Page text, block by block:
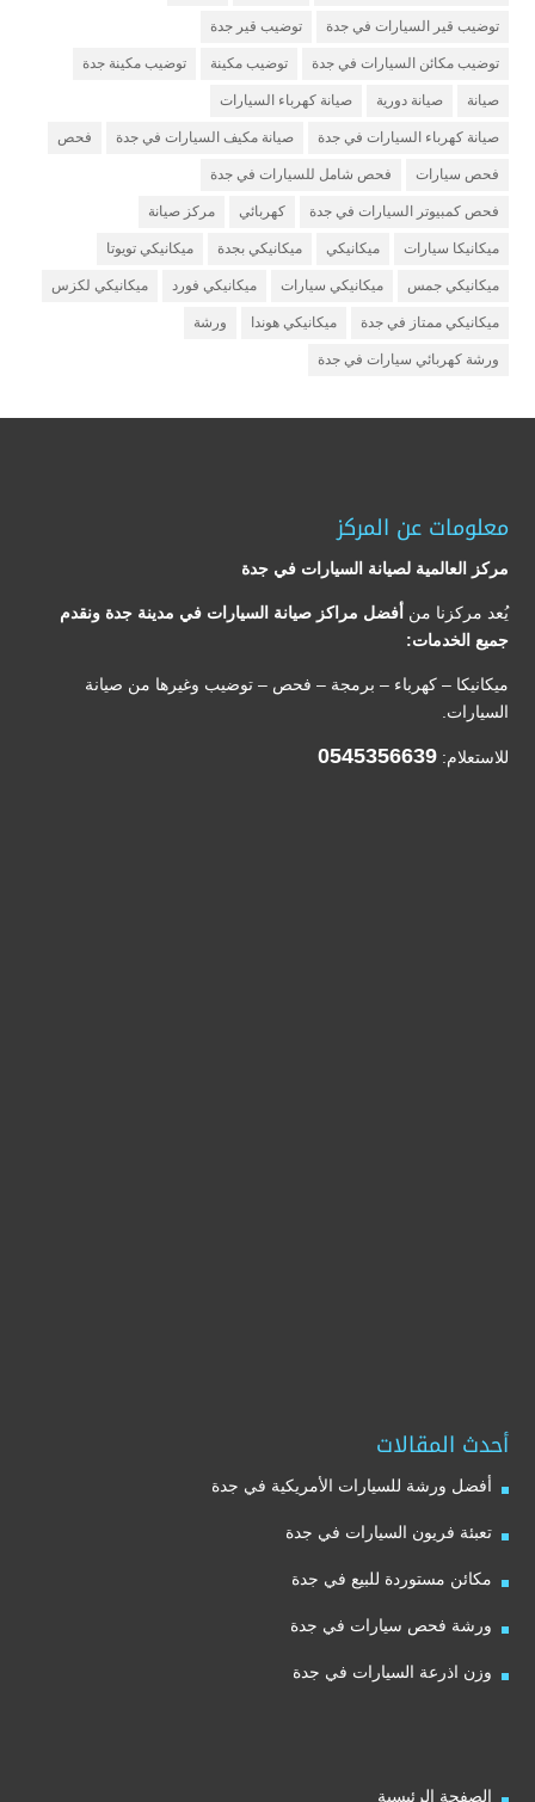
توضيب قير السيارات في جدة توضيب قير جدة
توضيب مكائن السيارات في جدة توضيب مكينة توضيب مكينة جدة
صيانة صيانة دورية صيانة كهرباء السيارات
صيانة كهرباء السيارات في جدة صيانة مكيف السيارات في جدة فحص
فحص سيارات فحص شامل للسيارات في جدة
فحص كمبيوتر السيارات في جدة كهربائي مركز صيانة
ميكانيكا سيارات ميكانيكي ميكانيكي بجدة ميكانيكي تويوتا
ميكانيكي جمس ميكانيكي سيارات ميكانيكي فورد ميكانيكي لكزس
ميكانيكي ممتاز في جدة ميكانيكي هوندا ورشة
ورشة كهربائي سيارات في جدة
معلومات عن المركز
مركز العالمية لصيانة السيارات في جدة
يُعد مركزنا من أفضل مراكز صيانة السيارات في مدينة جدة ونقدم
جميع الخدمات:
ميكانيكا – كهرباء – برمجة – فحص – توضيب وغيرها من صيانة
السيارات.
للاستعلام: 0545356639
أحدث المقالات
أفضل ورشة للسيارات الأمريكية في جدة
تعبئة فريون السيارات في جدة
مكائن مستوردة للبيع في جدة
ورشة فحص سيارات في جدة
وزن اذرعة السيارات في جدة
الصفحة الرئيسية